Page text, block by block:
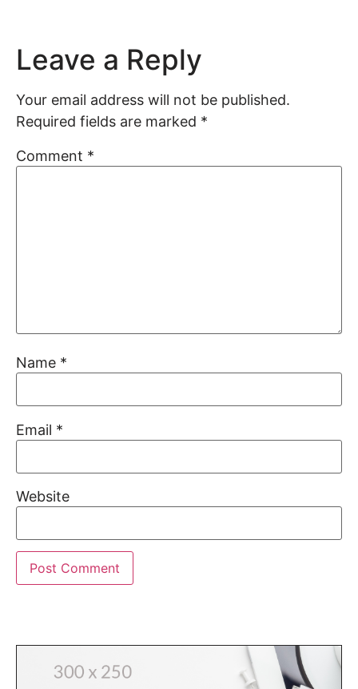
Leave a Reply
Your email address will not be published.
Required fields are marked *
Comment *
Name *
Email *
Website